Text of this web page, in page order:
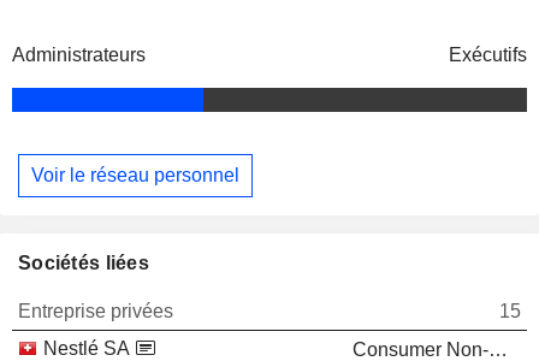
Administrateurs Exécutifs
Voir le réseau personnel
Sociétés liées
Entreprise privées
15
Nestlé SA
Consumer Non-Durables